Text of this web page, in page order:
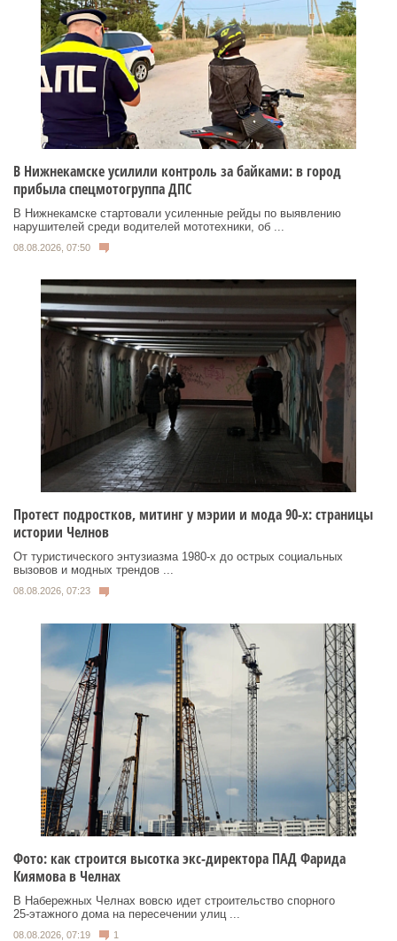
В Нижнекамске усилили контроль за байками: в город
прибыла спецмотогруппа ДПС
В Нижнекамске стартовали усиленные рейды по выявлению
нарушителей среди водителей мототехники, об ...
08.08.2026, 07:50
Протест подростков, митинг у мэрии и мода 90-х: страницы
истории Челнов
От туристического энтузиазма 1980‑х до острых социальных
вызовов и модных трендов ...
08.08.2026, 07:23
Фото: как строится высотка экс-директора ПАД Фарида
Киямова в Челнах
В Набережных Челнах вовсю идет строительство спорного
25‑этажного дома на пересечении улиц ...
08.08.2026, 07:19 1